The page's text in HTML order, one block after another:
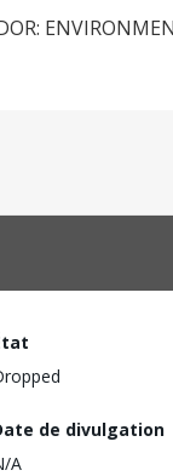
de divulgation
A